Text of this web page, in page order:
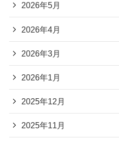
2026年5月
2026年4月
2026年3月
2026年1月
2025年12月
2025年11月